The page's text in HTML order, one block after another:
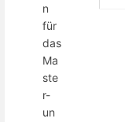
n
für
das
Ma
ste
r-
un